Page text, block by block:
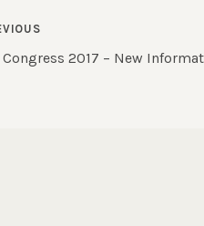
Congress 2017 – New